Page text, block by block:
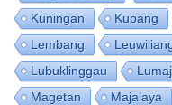
Kuningan
Kupang
Lembang
Lubuklinggau
Magetan
Majalaya